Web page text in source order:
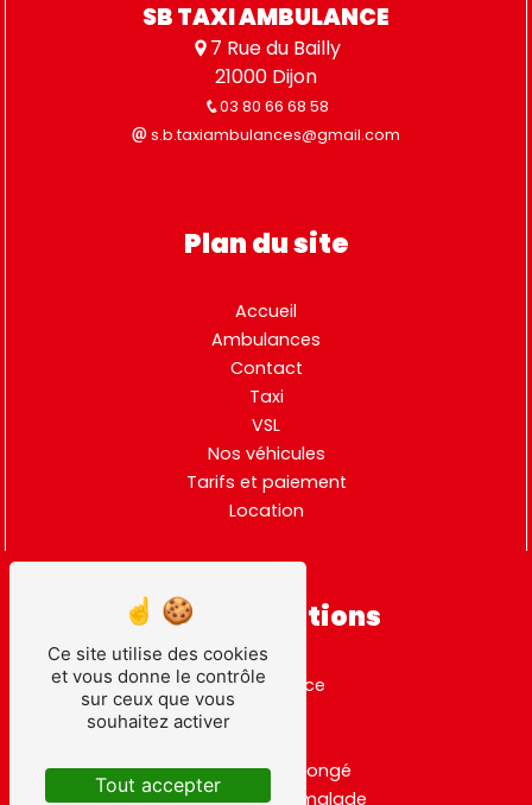
SB TAXI AMBULANCE
7 Rue du Bailly
21000 Dijon
03 80 66 68 58
s.b.taxiambulances@gmail.com
Plan du site
Accueil
Ambulances
Contact
Taxi
VSL
Nos véhicules
Tarifs et paiement
Location
Nos prestations
ambulance
transport allongé
transport de malade
Ce site utilise des cookies
et vous donne le contrôle
sur ceux que vous
souhaitez activer
Tout accepter